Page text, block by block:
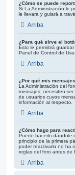
¿Cómo se puede
Si La Administración lo
le llevará y guiará a
Arriba
¿Para qué sirve el
Esto le permitirá
Panel de Control de
Arriba
¿Por qué mis
La Administración del
mensajes, necesiten
de usuarios cuyos
información al respecto.
Arriba
¿Cómo hago para
Puede hacerlo dándole
principio de la primera
poder reactivarlo no ha
reglas del foro antes de
Arriba